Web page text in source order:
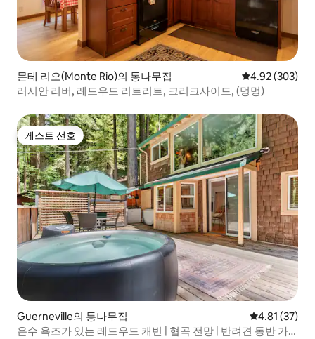
몬테 리오(Monte Rio)의 통나무집 평점 4.92점(5
4.92 (303)
러시안 리버, 레드우드 리트리트, 크리크사이드, (멍멍)
게스트 선호
게스트 선호
Guerneville의 통나무집 평점 4.81점
4.81 (37)
온수 욕조가 있는 레드우드 캐빈 | 협곡 전망 | 반려견 동반 가